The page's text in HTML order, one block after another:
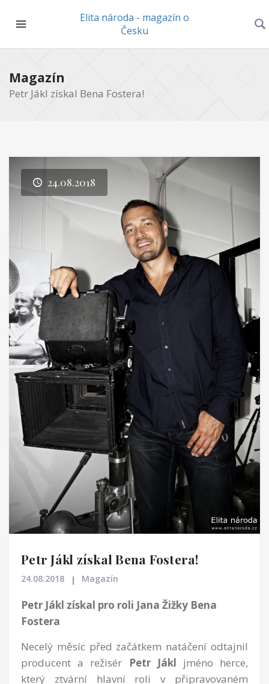
Elita národa - magazín o
Česku
Magazín
Petr Jákl získal Bena Fostera!
24.08.2018
Petr Jákl získal Bena Fostera!
24.08.2018 Magazín
Petr Jákl získal pro roli Jana Žižky Bena
Fostera
Necelý měsíc před začátkem natáčení odtajnil
producent a režisér
Petr Jákl jméno herce,
který ztvární hlavní roli v připravovaném